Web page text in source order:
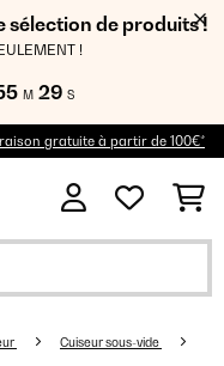
sélection de produits !
!
M 29 S
gratuite à partir de 100€*
Cuiseur sous-vide